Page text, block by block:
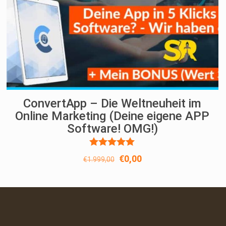
ConvertApp – Die Weltneuheit im
Online Marketing (Deine eigene APP
Software! OMG!)
Bewertet
mit
€1.999,00 Ursprünglicher
€0,00Aktueller